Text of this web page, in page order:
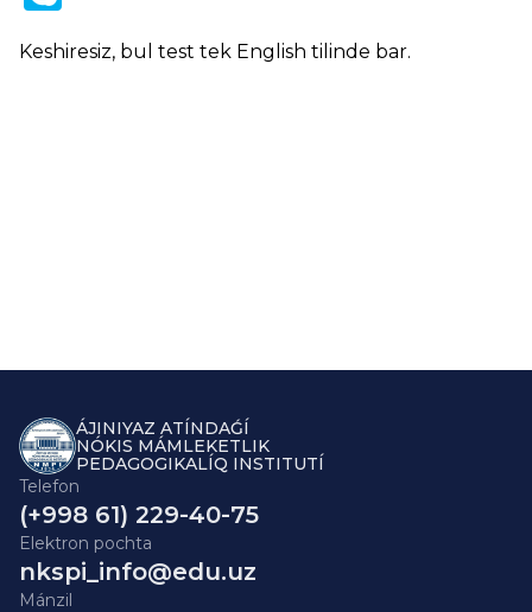
Keshiresiz, bul test tek English tilinde bar.
ÁJINIYAZ ATÍNDAǴÍ
NÓKIS MÁMLEKETLIK
PEDAGOGIKALÍQ INSTITUTÍ
Telefon
(+998 61) 229-40-75
Elektron pochta
nkspi_info@edu.uz
Mánzil